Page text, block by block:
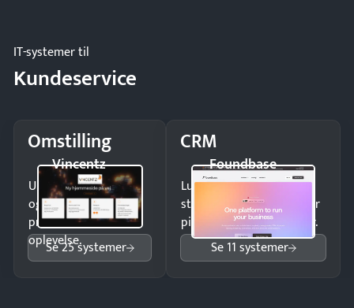
IT-systemer til
Kundeservice
Omstilling
Vincentz
Undgå tabte opkald
og giv kunderne en
professionel
oplevelse.
Se 25 systemer
CRM
Foundbase
Luk flere salg med et
struktureret overblik over
pipeline og opfølgninger.
Se 11 systemer